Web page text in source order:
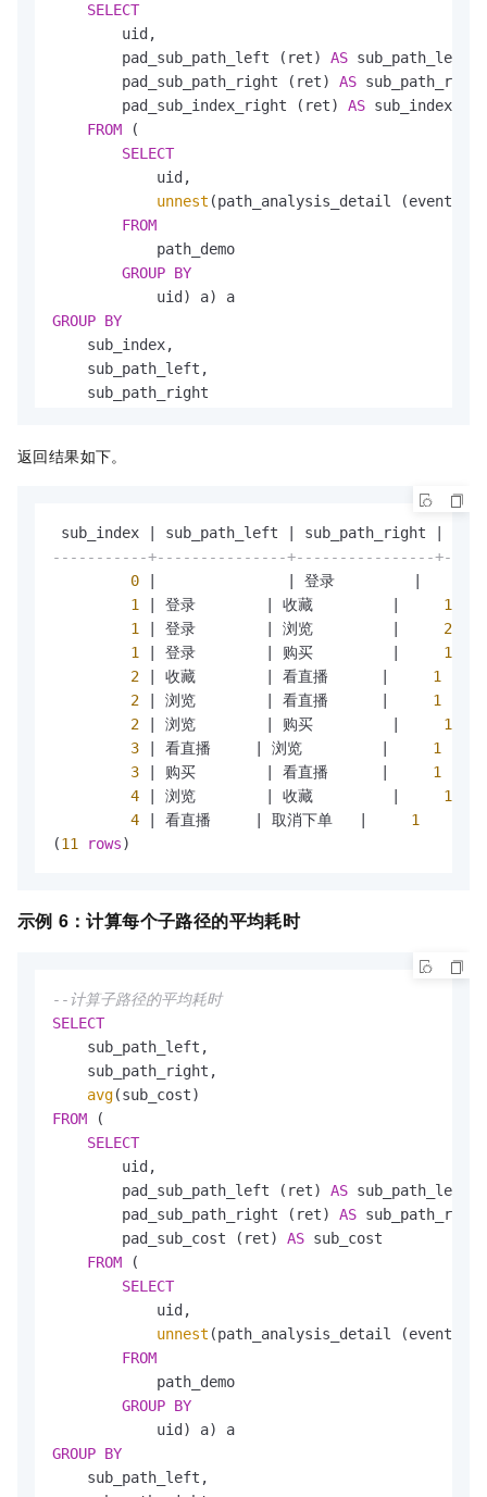
SELECT
        uid,
        pad_sub_path_left (ret)
AS sub_path_left,
        pad_sub_path_right (ret)
AS
        pad_sub_index_right (ret)
AS sub_index
FROM (
SELECT
            uid,
unnest (path_analysis_detail (event,
FROM
            path_demo
GROUP BY
GROUP BY
    sub_index,
    sub_path_left,
    sub_path_left,
返回结果如下。
sub_index | sub_path_left | sub_path_right
|
-----------+---------------+----------------
0
| | 登录 |
1
| 登录 | 收藏 |
1
1
| 登录 | 浏览 |
2
1
| 登录 | 购买 |
1
2
| 收藏 | 看直播 |
1
2
| 浏览 | 看直播 |
1
2
| 浏览 | 购买 |
1
3
| 看直播 | 浏览 |
1
3
| 购买 | 看直播 |
1
4
| 浏览 | 收藏 |
1
4
| 看直播 | 取消下单 |
1
(11 rows)
示例 6：计算每个子路径的平均耗时
--计算子路径的平均耗时
SELECT
    sub_path_left,
    sub_path_right,
avg
FROM (
SELECT
        uid,
        pad_sub_path_left (ret)
AS sub_path_left,
        pad_sub_path_right (ret)
AS
        pad_sub_cost (ret)
AS sub_cost
FROM (
SELECT
            uid,
unnest (path_analysis_detail (event,
FROM
            path_demo
GROUP BY
GROUP BY
    sub_path_left,